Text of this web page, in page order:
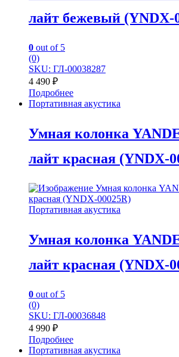
лайт бежевый (YNDX-
0 out of 5
(0)
SKU: ГЛ-00038287
4 490 ₽
Подробнее
Портативная акустика
Умная колонка
лайт красная (YNDX-
Портативная акустика
Умная колонка
лайт красная (YNDX-
0 out of 5
(0)
SKU: ГЛ-00036848
4 990 ₽
Подробнее
Портативная акустика